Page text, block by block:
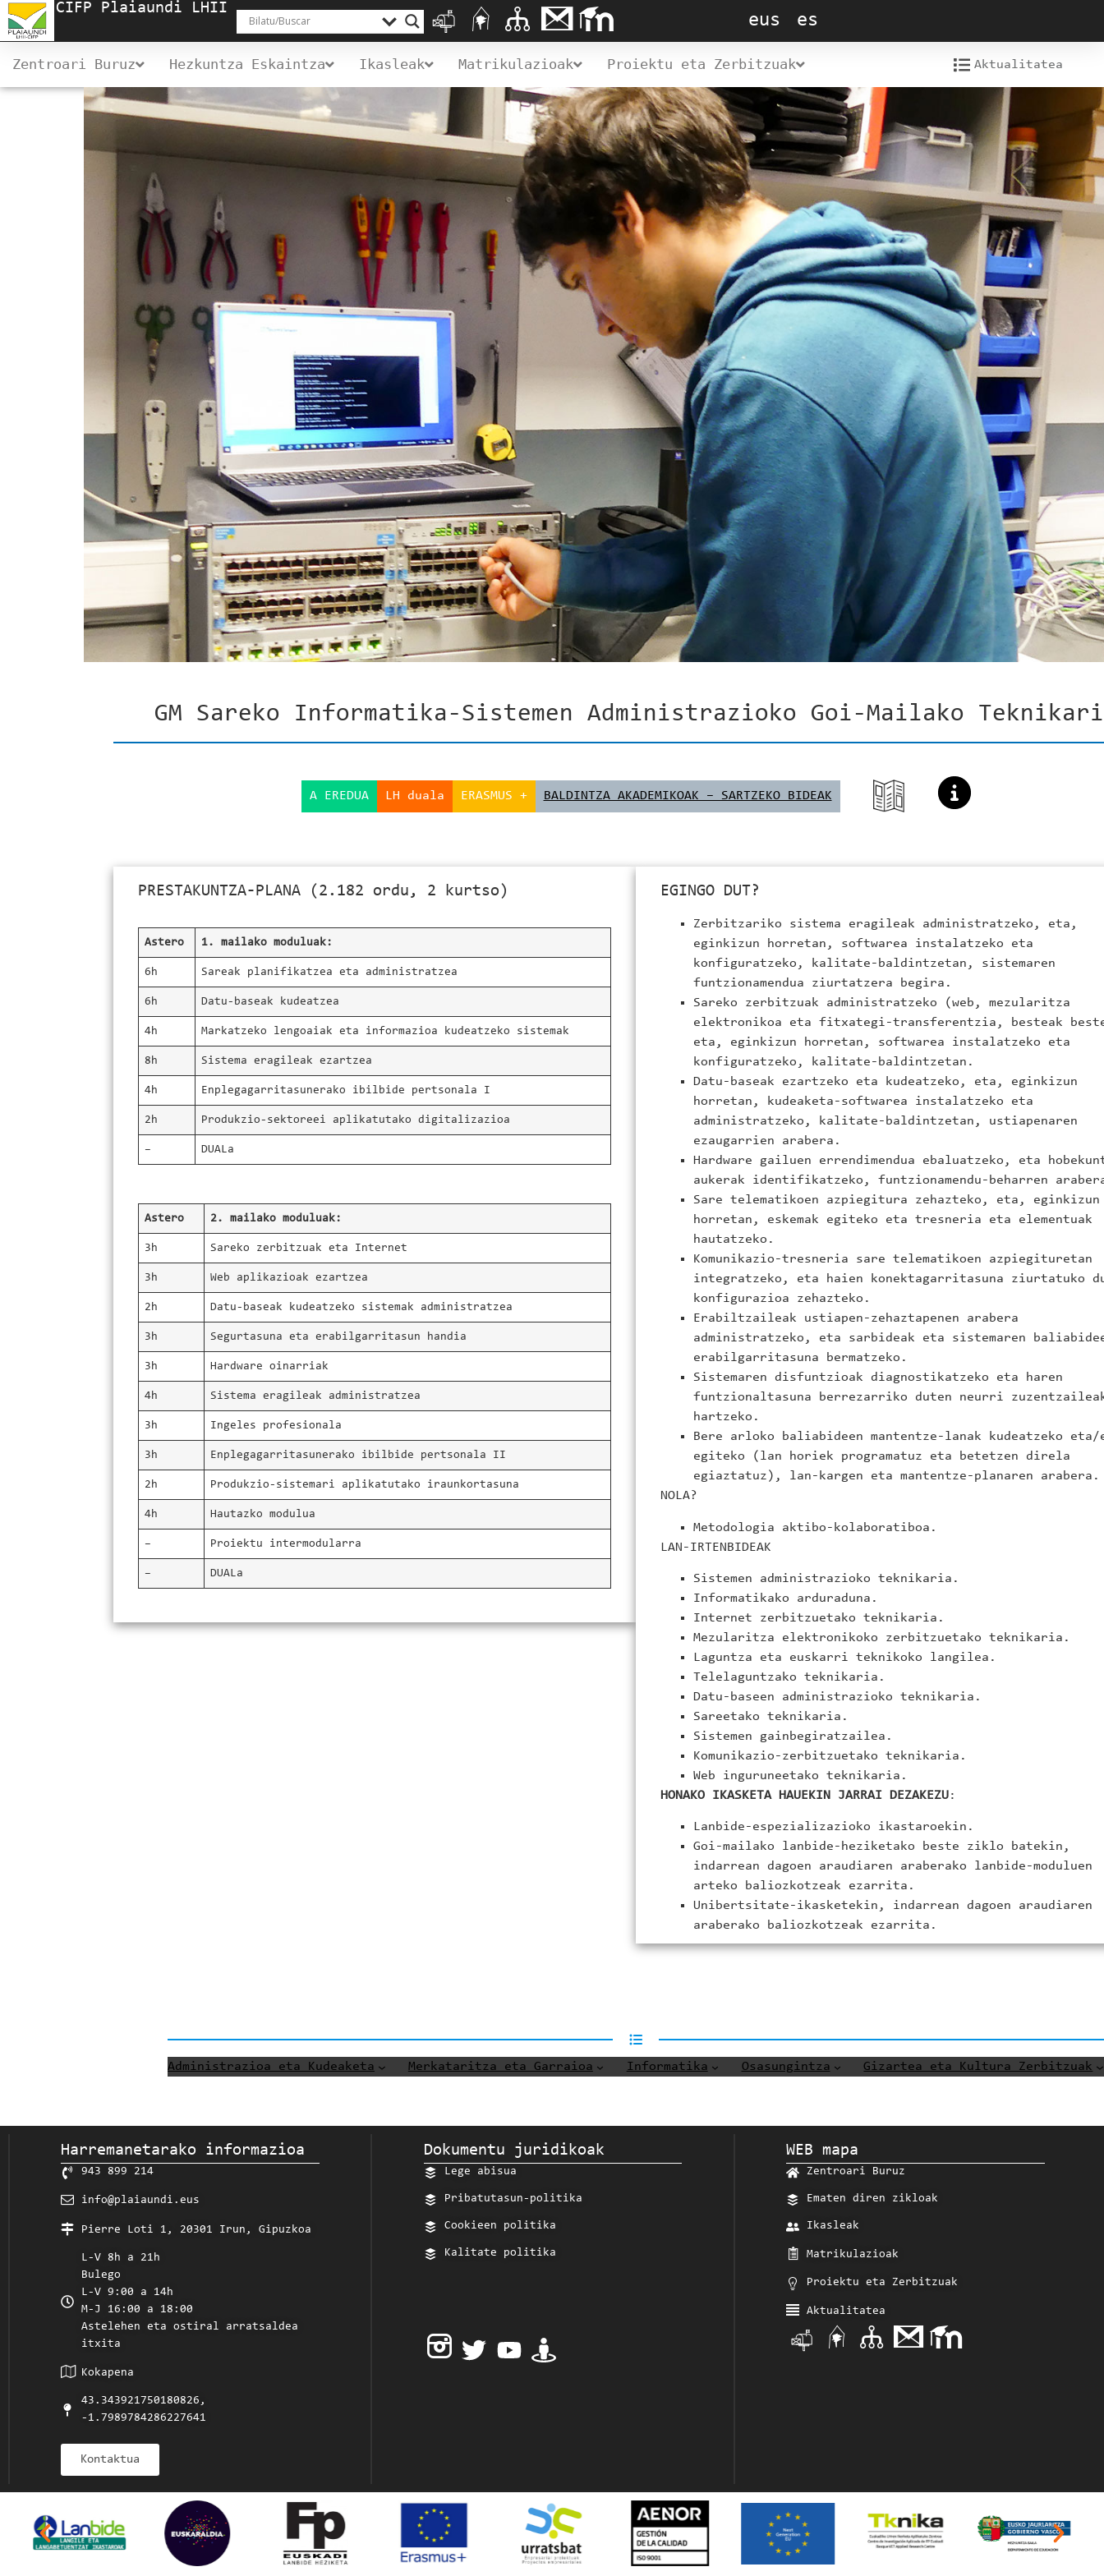
CIFP Plaiaundi LHII
eus es
Zentroari Buruz Hezkuntza Eskaintza Ikasleak Matrikulazioak Proiektu eta Zerbitzuak Aktualitatea
GM Sareko Informatika-Sistemen Administrazioko Goi-Mailako
A EREDUA LH duala ERASMUS + BALDINTZA AKADEMIKOAK – SARTZEKO BIDEAK
PRESTAKUNTZA-PLANA (2.182 ordu, 2 kurtso)
Astero 1. mailako moduluak:
6h Sareak planifikatzea eta administratzea
6h Datu-baseak kudeatzea
4h Markatzeko lengoaiak eta informazioa kudeatzeko sistemak
8h Sistema eragileak ezartzea
4h Enplegagarritasunerako ibilbide pertsonala I
2h Produkzio-sektoreei aplikatutako digitalizazioa
– DUALa
Astero 2. mailako moduluak:
3h Sareko zerbitzuak eta Internet
3h Web aplikazioak ezartzea
2h Datu-baseak kudeatzeko sistemak administratzea
3h Segurtasuna eta erabilgarritasun handia
3h Hardware oinarriak
4h Sistema eragileak administratzea
3h Ingeles profesionala
3h Enplegagarritasunerako ibilbide pertsonala II
2h Produkzio-sistemari aplikatutako iraunkortasuna
4h Hautazko modulua
– Proiektu intermodularra
– DUALa
EGINGO DUT?
Zerbitzariko sistema eragileak administratzeko, eta,
eginkizun horretan, softwarea instalatzeko eta
konfiguratzeko, kalitate-baldintzetan, sistemaren
funtzionamendua ziurtatzera begira.
Sareko zerbitzuak administratzeko (web, mezularitza
elektronikoa eta fitxategi-transferentzia, besteak
eta, eginkizun horretan, softwarea instalatzeko eta
konfiguratzeko, kalitate-baldintzetan.
Datu-baseak ezartzeko eta kudeatzeko, eta, eginkizun
horretan, kudeaketa-softwarea instalatzeko eta
administratzeko, kalitate-baldintzetan, ustiapenaren
ezaugarrien arabera.
Hardware gailuen errendimendua ebaluatzeko, eta
aukerak identifikatzeko, funtzionamendu-beharren
Sare telematikoen azpiegitura zehazteko, eta, eginkizun
horretan, eskemak egiteko eta tresneria eta elementuak
hautatzeko.
Komunikazio-tresneria sare telematikoen azpiegituretan
integratzeko, eta haien konektagarritasuna ziurtatuko
konfigurazioa zehazteko.
Erabiltzaileak ustiapen-zehaztapenen arabera
administratzeko, eta sarbideak eta sistemaren
erabilgarritasuna bermatzeko.
Sistemaren disfuntzioak diagnostikatzeko eta haren
funtzionaltasuna berrezarriko duten neurri
hartzeko.
Bere arloko baliabideen mantentze-lanak kudeatzeko eta/
egiteko (lan horiek programatuz eta betetzen direla
egiaztatuz), lan-kargen eta mantentze-planaren arabera.
NOLA?
Metodologia aktibo-kolaboratiboa.
LAN-IRTENBIDEAK
Sistemen administrazioko teknikaria.
Informatikako arduraduna.
Internet zerbitzuetako teknikaria.
Mezularitza elektronikoko zerbitzuetako teknikaria.
Laguntza eta euskarri teknikoko langilea.
Telelaguntzako teknikaria.
Datu-baseen administrazioko teknikaria.
Sareetako teknikaria.
Sistemen gainbegiratzailea.
Komunikazio-zerbitzuetako teknikaria.
Web inguruneetako teknikaria.
HONAKO IKASKETA HAUEKIN JARRAI DEZAKEZU:
Lanbide-espezializazioko ikastaroekin.
Goi-mailako lanbide-heziketako beste ziklo batekin,
indarrean dagoen araudiaren araberako lanbide-moduluen
arteko baliozkotzeak ezarrita.
Unibertsitate-ikasketekin, indarrean dagoen araudiaren
araberako baliozkotzeak ezarrita.
Administrazioa eta Kudeaketa Merkataritza eta Garraioa Informatika Osasungintza Gizartea eta Kultura Zerbitzuak
Harremanetarako informazioa
943 899 214
info@plaiaundi.eus
Pierre Loti 1, 20301 Irun, Gipuzkoa
L-V 8h a 21h
Bulego
L-V 9:00 a 14h
M-J 16:00 a 18:00
Astelehen eta ostiral arratsaldea
itxita
Kokapena
43.343921750180826,
-1.7989784286227641
Kontaktua
Dokumentu juridikoak
Lege abisua
Pribatutasun-politika
Cookieen politika
Kalitate politika
WEB mapa
Zentroari Buruz
Ematen diren zikloak
Ikasleak
Matrikulazioak
Proiektu eta Zerbitzuak
Aktualitatea